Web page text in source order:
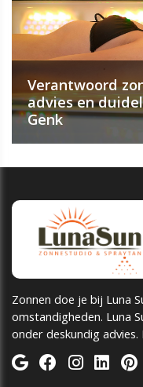
Verantwoord
advies en
Genk
Zonnen doe je bij Luna
omstandigheden. Luna
onder deskundig